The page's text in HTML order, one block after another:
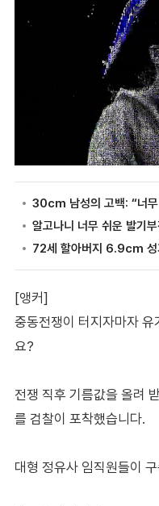
[앵커]
중동전쟁이 터지자마자
요?
전쟁 직후 기름값을 올려
를 검찰이 포착했습니다.
대형 정유사 임직원들이